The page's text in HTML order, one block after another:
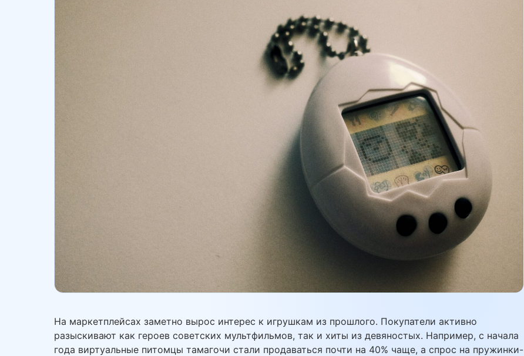
На маркетплейсах заметно вырос интерес к игрушкам из прошлого. Покупатели активно
разыскивают как героев советских мультфильмов, так и хиты из девяностых. Например, с начала
года виртуальные питомцы тамагочи стали продаваться почти на 40% чаще, а спрос на пружинки-